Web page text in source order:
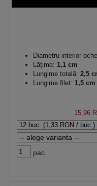
Diametru interior
Lăţime: 1,1 cm
Lungime totală: 2,5
Lungime filet: 1,5 cm
15,96
pac.